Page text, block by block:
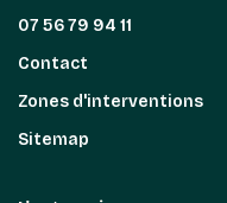
07 56 79 94 11
Contact
Zones d'interventions
Sitemap